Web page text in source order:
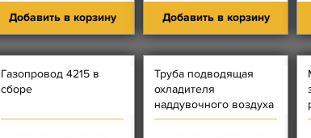
Добавить в корзину Добавить в корзину
Газопровод 4215 в
сборе
Труба подводящая
охладителя
наддувочного воздуха
(''интеркуллера''/